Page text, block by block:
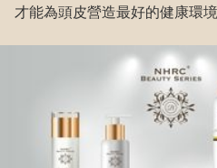
才能為頭皮營造最好的健康環境